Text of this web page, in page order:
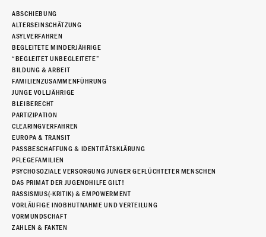
ABSCHIEBUNG
ALTERSEINSCHÄTZUNG
ASYLVERFAHREN
BEGLEITETE MINDERJÄHRIGE
“BEGLEITET UNBEGLEITETE”
BILDUNG & ARBEIT
FAMILIENZUSAMMENFÜHRUNG
JUNGE VOLLJÄHRIGE
BLEIBERECHT
PARTIZIPATION
CLEARINGVERFAHREN
EUROPA & TRANSIT
PASSBESCHAFFUNG & IDENTITÄTSKLÄRUNG
PFLEGEFAMILIEN
PSYCHOSOZIALE VERSORGUNG JUNGER GEFLÜCHTETER MENSCHEN
DAS PRIMAT DER JUGENDHILFE GILT!
RASSISMUS(-KRITIK) & EMPOWERMENT
VORLÄUFIGE INOBHUTNAHME UND VERTEILUNG
VORMUNDSCHAFT
ZAHLEN & FAKTEN